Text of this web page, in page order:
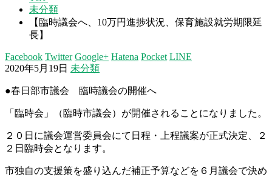
未分類
【臨時議会へ、10万円進捗状況、保育施設就労期限延
長】
Facebook Twitter Google+ Hatena Pocket LINE
2020年5月19日 未分類
●春日部市議会 臨時議会の開催へ
「臨時会」（臨時市議会）が開催されることになりました。
２０日に議会運営委員会にて日程・上程議案が正式決定、２
２日臨時会となります。
市独自の支援策を盛り込んだ補正予算などを６月議会で決め